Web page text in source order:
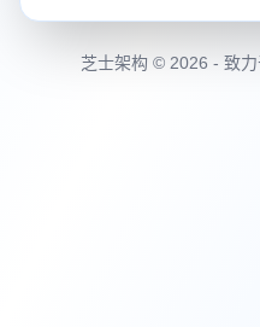
芝士架构 © 2026 - 致